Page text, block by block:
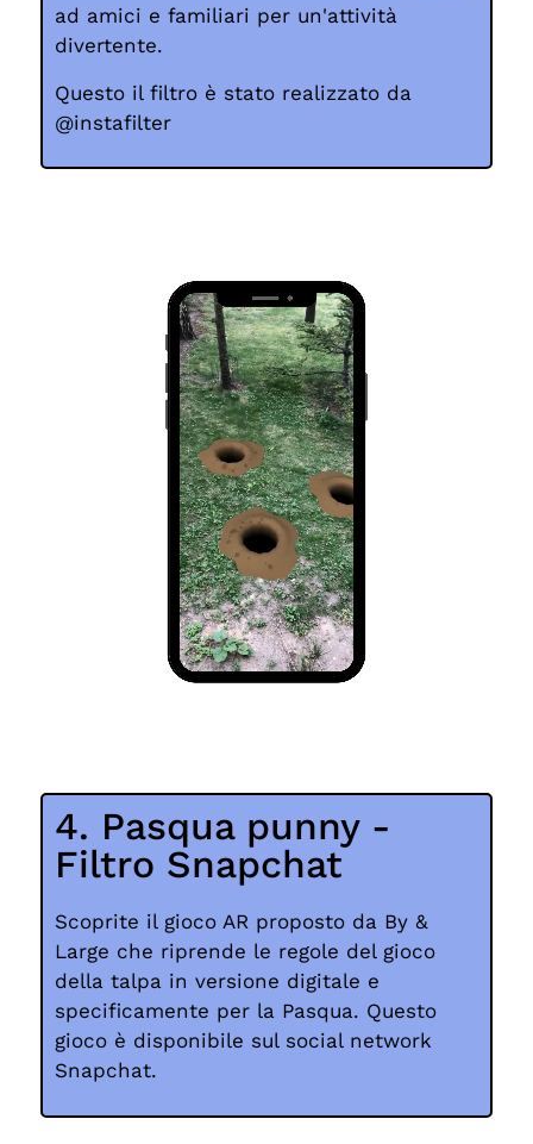
ad amici e familiari per un'attività
divertente.
Questo il filtro è stato realizzato da
@instafilter
4. Pasqua punny -
Filtro Snapchat
Scoprite il gioco AR proposto da By &
Large che riprende le regole del gioco
della talpa in versione digitale e
specificamente per la Pasqua. Questo
gioco è disponibile sul social network
Snapchat.